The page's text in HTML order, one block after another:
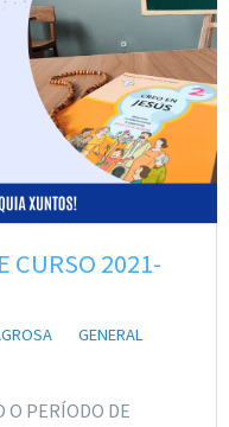
CURSO 2021-
GENERAL
O PERÍODO DE